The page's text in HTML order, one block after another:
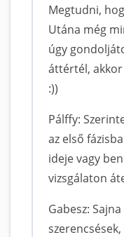
Megtudni,
Utána még
úgy
áttértél,
:))
Pálffy:
az első
ideje vagy
vizsgálaton
Gabesz: